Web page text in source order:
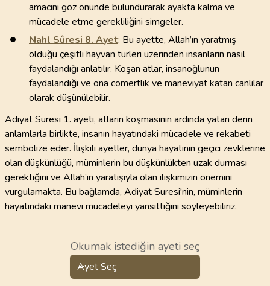
amacını göz önünde bulundurarak ayakta kalma ve
mücadele etme gerekliliğini simgeler.
Nahl Sûresi 8. Ayet: Bu ayette, Allah’ın yaratmış
olduğu çeşitli hayvan türleri üzerinden insanların nasıl
faydalandığı anlatılır. Koşan atlar, insanoğlunun
faydalandığı ve ona cömertlik ve maneviyat katan canlılar
olarak düşünülebilir.
Adiyat Suresi 1. ayeti, atların koşmasının ardında yatan derin
anlamlarla birlikte, insanın hayatındaki mücadele ve rekabeti
sembolize eder. İlişkili ayetler, dünya hayatının geçici zevklerine
olan düşkünlüğü, müminlerin bu düşkünlükten uzak durması
gerektiğini ve Allah’ın yaratışıyla olan ilişkimizin önemini
vurgulamakta. Bu bağlamda, Adiyat Suresi'nin, müminlerin
hayatındaki manevi mücadeleyi yansıttığını söyleyebiliriz.
Okumak istediğin ayeti seç
Ayet Seç